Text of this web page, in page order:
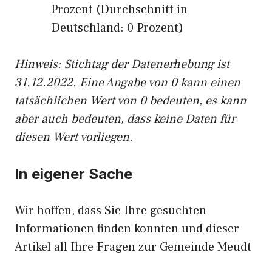
Prozent (Durchschnitt in
Deutschland: 0 Prozent)
Hinweis: Stichtag der Datenerhebung ist
31.12.2022. Eine Angabe von 0 kann einen
tatsächlichen Wert von 0 bedeuten, es kann
aber auch bedeuten, dass keine Daten für
diesen Wert vorliegen.
In eigener Sache
Wir hoffen, dass Sie Ihre gesuchten
Informationen finden konnten und dieser
Artikel all Ihre Fragen zur Gemeinde Meudt